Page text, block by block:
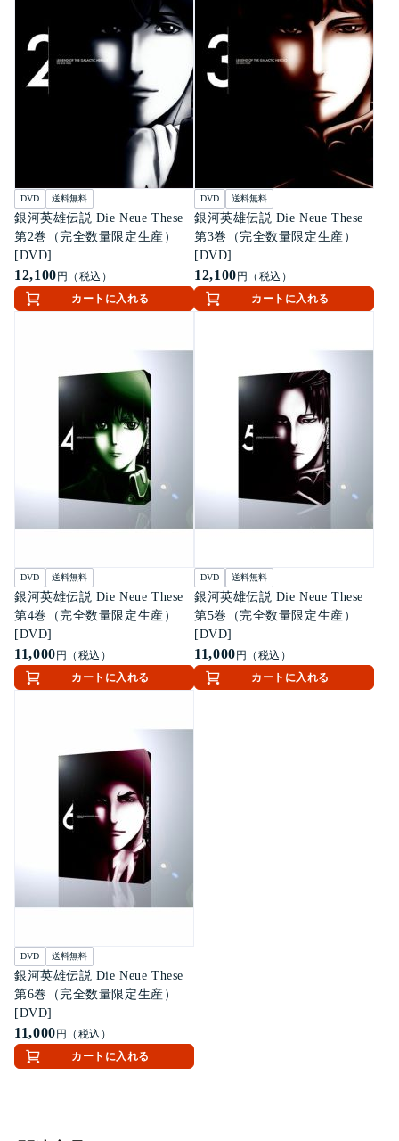
DVD 送料無料
銀河英雄伝説 Die Neue These
第2巻（完全数量限定生産）
[DVD]
12,100 円（税込）
カートに入れる
DVD 送料無料
銀河英雄伝説 Die Neue These
第3巻（完全数量限定生産）
[DVD]
12,100 円（税込）
カートに入れる
DVD 送料無料
銀河英雄伝説 Die Neue These
第4巻（完全数量限定生産）
[DVD]
11,000 円（税込）
カートに入れる
DVD 送料無料
銀河英雄伝説 Die Neue These
第5巻（完全数量限定生産）
[DVD]
11,000 円（税込）
カートに入れる
DVD 送料無料
銀河英雄伝説 Die Neue These
第6巻（完全数量限定生産）
[DVD]
11,000 円（税込）
カートに入れる